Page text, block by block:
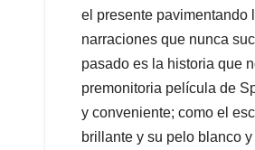
el presente pavimentando
narraciones que nunca
pasado es la historia que
premonitoria película de
y conveniente; como el
brillante y su pelo blanco